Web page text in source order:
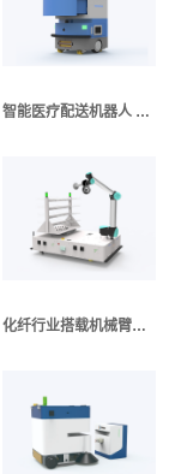
智能医疗配送机器人 LK_YLBR01（Ⅰ代）
化纤行业搭载机械臂作业机器人（Ⅰ代）